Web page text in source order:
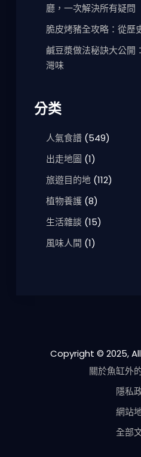
廳，一次解決所有疑問
脆皮烤豬全攻略：從歷
鹹豆漿做法秘訣大公開
灣味
分类
人氣食譜(549)
出走地圖 (1)
旅遊目的地(112)
植物養護(8)
生活雜談 (15)
風味人間 (1)
Copyright © 2025,
關於魚缸外
隱私
網站
全部